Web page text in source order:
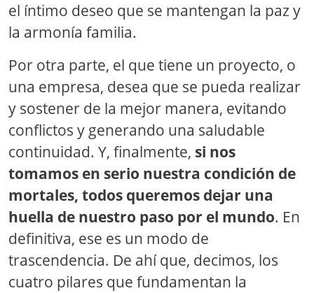
el íntimo deseo que se mantengan la paz y
la armonía familia.
Por otra parte, el que tiene un proyecto, o
una empresa, desea que se pueda realizar
y sostener de la mejor manera, evitando
conflictos y generando una saludable
continuidad. Y, finalmente, si nos
tomamos en serio nuestra condición de
mortales, todos queremos dejar una
huella de nuestro paso por el mundo. En
definitiva, ese es un modo de
trascendencia. De ahí que, decimos, los
cuatro pilares que fundamentan la